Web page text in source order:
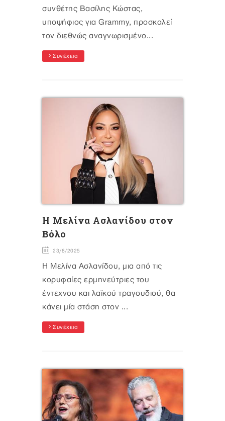
συνθέτης Βασίλης Κώστας,
υποψήφιος για Grammy, προσκαλεί
τον διεθνώς αναγνωρισμένο...
Συνέχεια
Η Μελίνα Ασλανίδου στον
Βόλο
23/8/2025
Η Μελίνα Ασλανίδου, μια από τις
κορυφαίες ερμηνεύτριες του
έντεχνου και λαϊκού τραγουδιού, θα
κάνει μία στάση στον ...
Συνέχεια